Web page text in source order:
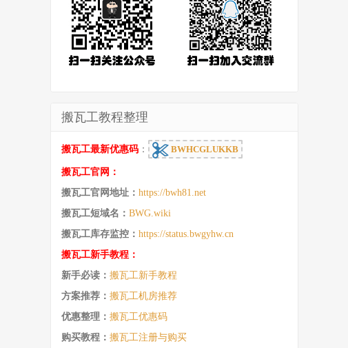
搬瓦工教程整理
搬瓦工最新优惠码 ： BWHCGLUKKB
搬瓦工官网：
搬瓦工官网地址： https://bwh81.net
搬瓦工短域名： BWG.wiki
搬瓦工库存监控： https://status.bwgyhw.cn
搬瓦工新手教程：
新手必读： 搬瓦工新手教程
方案推荐： 搬瓦工机房推荐
优惠整理： 搬瓦工优惠码
购买教程： 搬瓦工注册与购买